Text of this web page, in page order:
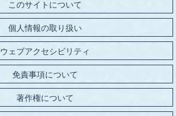
このサイトについて
個人情報の取り扱い
ウェブアクセシビリティ
免責事項について
著作権について